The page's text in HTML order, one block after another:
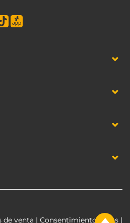
de venta | Consentimiento datos |